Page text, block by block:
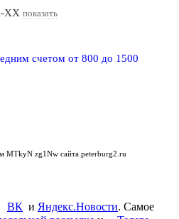
XX показать
счетом от 800 до 1500
MTkyN zg1Nw сайта peterburg2.ru
ВК и Яндекс.Новости. Самое